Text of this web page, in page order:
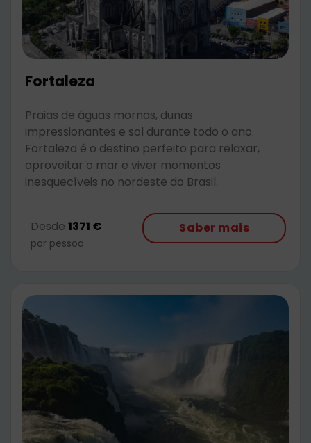
Fortaleza
Praias de águas mornas, dunas
impressionantes e sol durante todo o ano.
Fortaleza é o destino perfeito para relaxar,
aproveitar o mar e viver momentos
inesquecíveis no nordeste do Brasil.
Desde 1371 €
por pessoa
Saber mais